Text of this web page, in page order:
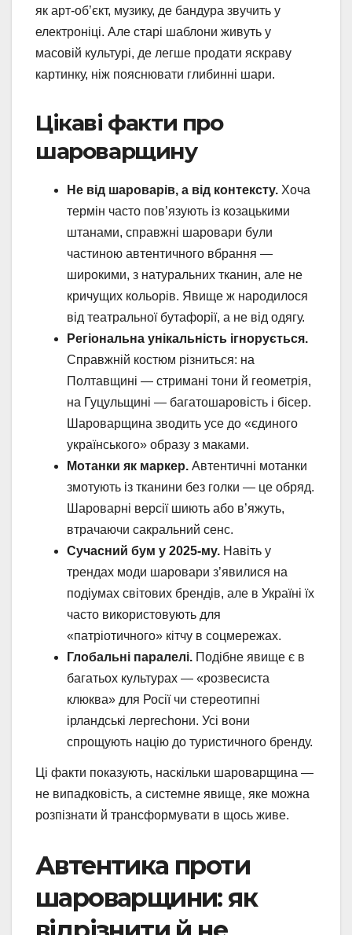
як арт-об’єкт, музику, де бандура звучить у
електроніці. Але старі шаблони живуть у
масовій культурі, де легше продати яскраву
картинку, ніж пояснювати глибинні шари.
Цікаві факти про
шароварщину
Не від шароварів, а від контексту. Хоча
термін часто пов’язують із козацькими
штанами, справжні шаровари були
частиною автентичного вбрання —
широкими, з натуральних тканин, але не
кричущих кольорів. Явище ж народилося
від театральної бутафорії, а не від одягу.
Регіональна унікальність ігнорується.
Справжній костюм різниться: на
Полтавщині — стримані тони й геометрія,
на Гуцульщині — багатошаровість і бісер.
Шароварщина зводить усе до «єдиного
українського» образу з маками.
Мотанки як маркер. Автентичні мотанки
змотують із тканини без голки — це обряд.
Шароварні версії шиють або в’яжуть,
втрачаючи сакральний сенс.
Сучасний бум у 2025-му. Навіть у
трендах моди шаровари з’явилися на
подіумах світових брендів, але в Україні їх
часто використовують для
«патріотичного» кітчу в соцмережах.
Глобальні паралелі. Подібне явище є в
багатьох культурах — «розвесиста
клюква» для Росії чи стереотипні
ірландські леprechони. Усі вони
спрощують націю до туристичного бренду.
Ці факти показують, наскільки шароварщина —
не випадковість, а системне явище, яке можна
розпізнати й трансформувати в щось живе.
Автентика проти
шароварщини: як